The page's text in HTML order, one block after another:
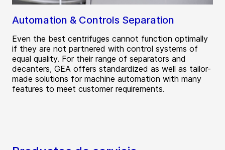
Automation & Controls Separation
Even the best centrifuges cannot function optimally
if they are not partnered with control systems of
equal quality. For their range of separators and
decanters, GEA offers standardized as well as tailor-
made solutions for machine automation with many
features to meet customer requirements.